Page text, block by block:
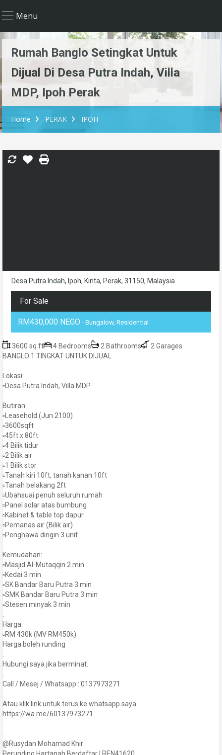
Menu
Rumah Banglo Setingkat Untuk
Dijual Di Desa Putra Indah, Villa
MDP, Ipoh Perak
Home PERAK IPOH
Desa Putra Indah, Ipoh, Kinta, Perak, 31150, Malaysia
For Sale
RM430,000 NEGO - Bungalow, Residential
3600 sq ft 4 Bedrooms 2 Bathrooms
2 Garages
BANGLO 1 TINGKAT UNTUK DIJUAL
Lokasi:
▫️Desa Putra Indah, Villa MDP
Butiran:
▫️Leasehold (Jun 2100)
▫️3600sqft
▫️45ft x 80ft
▫️4 Bilik tidur
▫️2 Bilik air
▫️1 Bilik stor
▫️Tanah kiri 10ft, tanah kanan 10ft
▫️Tanah belakang 2ft
▫️Ubahsuai penuh seluruh rumah
▫️Panel solar atas bumbung
▫️Kabinet & table top dapur
▫️Pemanas air (Bilik air)
▫️Penghawa dingin 3 unit
Kemudahan:
▫️Masjid Al-Mutaqqin 2 min
▫️Kedai 3 min
▫️SK Bandar Baru Putra 3 min
▫️SMK Bandar Baru Putra 3 min
▫️Stesen minyak 3 min
Harga:
▫️RM 430k (MV RM450k)
Harga boleh runding
Hubungi saya jika berminat.
Call / Mesej / Whatsapp : 0137973271
Atau klik link untuk terus ke whatsapp saya
https://wa.me/60137973271
@Rusydan Mohamad Khir